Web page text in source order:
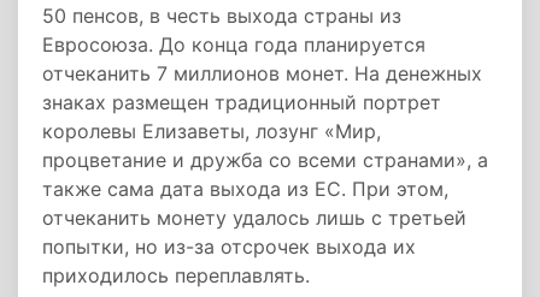
50 пенсов, в честь выхода страны из
Евросоюза. До конца года планируется
отчеканить 7 миллионов монет. На денежных
знаках размещен традиционный портрет
королевы Елизаветы, лозунг «Мир,
процветание и дружба со всеми странами», а
также сама дата выхода из ЕС. При этом,
отчеканить монету удалось лишь с третьей
попытки, но из-за отсрочек выхода их
приходилось переплавлять.